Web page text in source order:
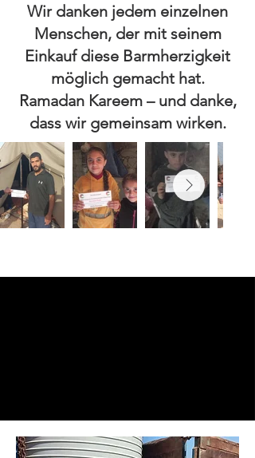
Wir danken jedem einzelnen
Menschen, der mit seinem
Einkauf diese Barmherzigkeit
möglich gemacht hat.
Ramadan Kareem – und danke,
dass wir gemeinsam wirken.